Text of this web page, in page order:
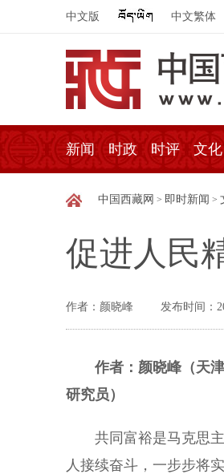
中文版 中文繁体
新闻 时政 时评 文化
中国西藏网 > 即时新闻 >
促进人民
作者：颜晓峰 发布时间：
作者：颜晓峰（天
研究员）
共同富裕是马克思主
人接续奋斗，一步步将